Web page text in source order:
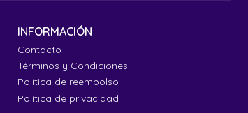
INFORMACIÓN
Contacto
Términos y Condiciones
Política de reembolso
Política de privacidad